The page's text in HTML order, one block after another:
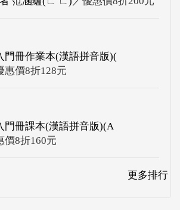
門冊作業本(漢語拼音版)(
惠價8折128元
門冊課本(漢語拼音版)(A
價8折160元
更多排行